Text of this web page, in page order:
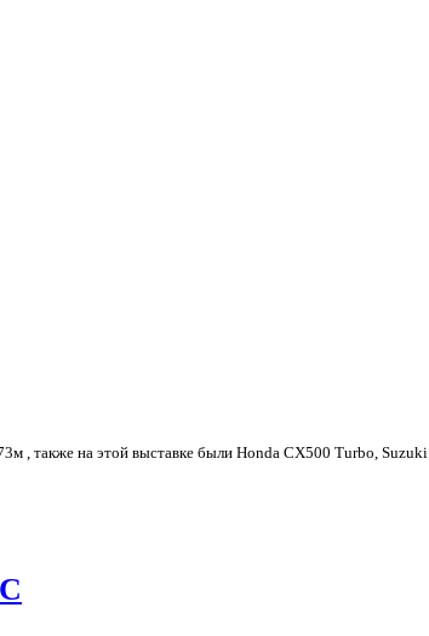
, также на этой выставке были Honda CX500 Turbo, Suzuki